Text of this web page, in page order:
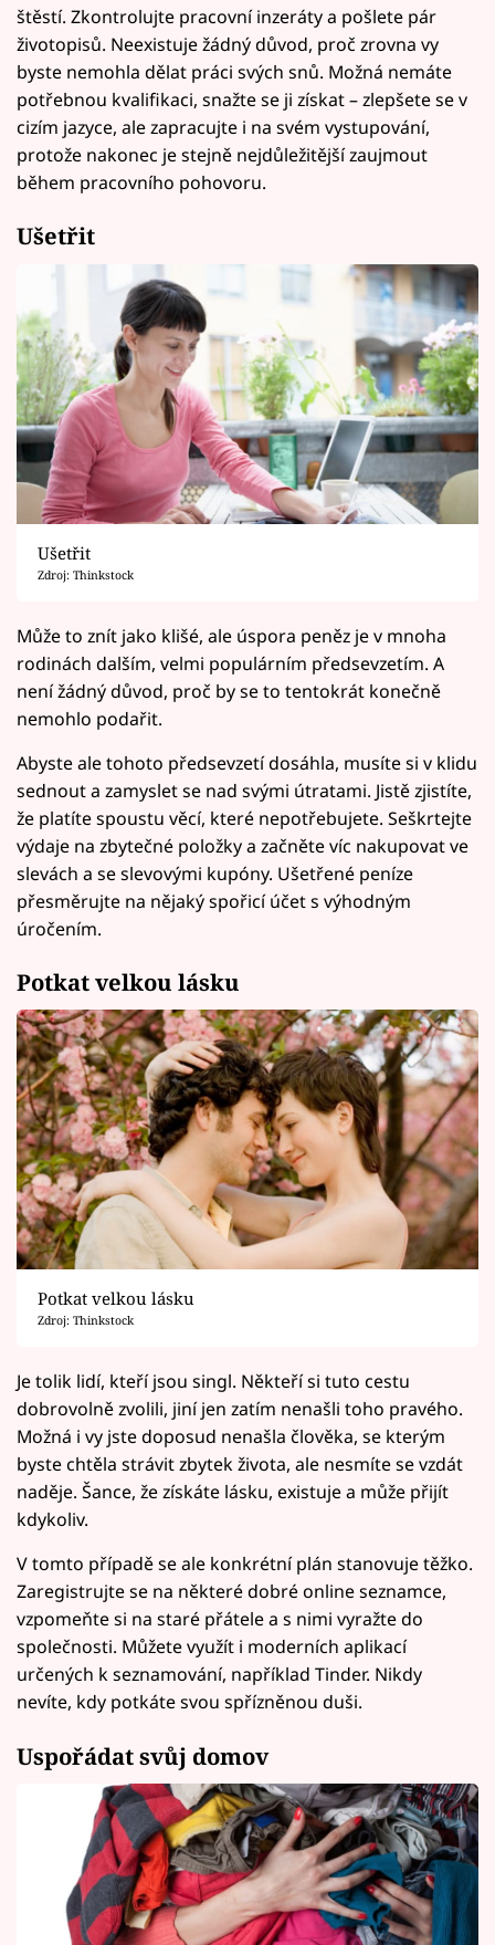
štěstí. Zkontrolujte pracovní inzeráty a pošlete pár
životopisů. Neexistuje žádný důvod, proč zrovna vy
byste nemohla dělat práci svých snů. Možná nemáte
potřebnou kvalifikaci, snažte se ji získat – zlepšete se v
cizím jazyce, ale zapracujte i na svém vystupování,
protože nakonec je stejně nejdůležitější zaujmout
během pracovního pohovoru.
Ušetřit
Ušetřit
Zdroj: Thinkstock
Může to znít jako klišé, ale úspora peněz je v mnoha
rodinách dalším, velmi populárním předsevzetím. A
není žádný důvod, proč by se to tentokrát konečně
nemohlo podařit.
Abyste ale tohoto předsevzetí dosáhla, musíte si v klidu
sednout a zamyslet se nad svými útratami. Jistě zjistíte,
že platíte spoustu věcí, které nepotřebujete. Seškrtejte
výdaje na zbytečné položky a začněte víc nakupovat ve
slevách a se slevovými kupóny. Ušetřené peníze
přesměrujte na nějaký spořicí účet s výhodným
úročením.
Potkat velkou lásku
Potkat velkou lásku
Zdroj: Thinkstock
Je tolik lidí, kteří jsou singl. Někteří si tuto cestu
dobrovolně zvolili, jiní jen zatím nenašli toho pravého.
Možná i vy jste doposud nenašla člověka, se kterým
byste chtěla strávit zbytek života, ale nesmíte se vzdát
naděje. Šance, že získáte lásku, existuje a může přijít
kdykoliv.
V tomto případě se ale konkrétní plán stanovuje těžko.
Zaregistrujte se na některé dobré online seznamce,
vzpomeňte si na staré přátele a s nimi vyražte do
společnosti. Můžete využít i moderních aplikací
určených k seznamování, například Tinder. Nikdy
nevíte, kdy potkáte svou spřízněnou duši.
Uspořádat svůj domov